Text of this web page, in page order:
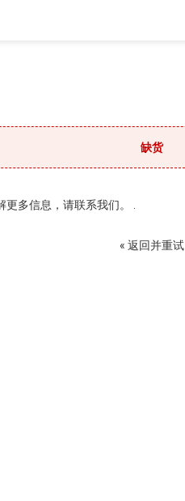
缺货
多信息，请联系我们。 .
« 返回并重试